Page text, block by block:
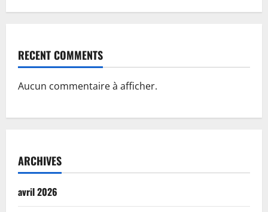
RECENT COMMENTS
Aucun commentaire à afficher.
ARCHIVES
avril 2026